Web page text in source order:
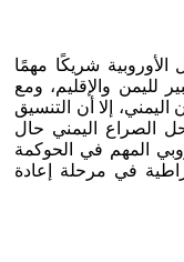
الأوروبية شريكًا مهمًا
لليمن والإقليم، ومع
إلا أن التنسيق
الصراع اليمني حال
المهم في الحوكمة
في مرحلة إعادة